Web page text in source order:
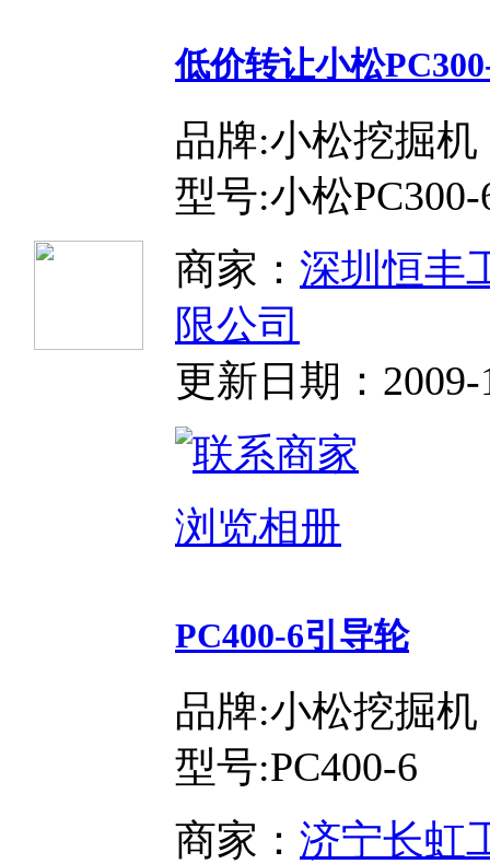
低价转让小松
品牌:小松挖掘
型号:小松PC300-
商家： 深圳恒丰
限公司
更新日期：2009-
浏览相册
PC400-6引导轮
品牌:小松挖掘
型号:PC400-6
商家： 济宁长虹